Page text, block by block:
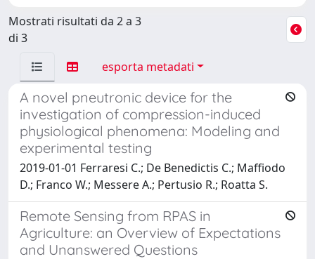
Mostrati risultati da 2 a 3
di 3
esporta metadati
A novel pneutronic device for the
investigation of compression-induced
physiological phenomena: Modeling and
experimental testing
2019-01-01 Ferraresi C.; De Benedictis C.; Maffiodo
D.; Franco W.; Messere A.; Pertusio R.; Roatta S.
Remote Sensing from RPAS in
Agriculture: an Overview of Expectations
and Unanswered Questions